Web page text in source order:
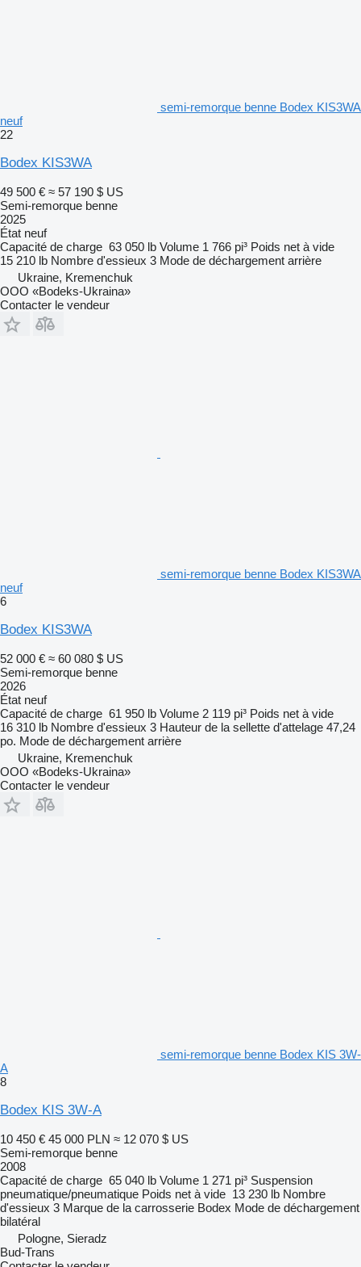
semi-remorque benne Bodex KIS3WA
neuf
22
Bodex KIS3WA
49 500 € ≈ 57 190 $ US
Semi-remorque benne
2025
État neuf
Capacité de charge 63 050 lb Volume 1 766 pi³ Poids net à vide
15 210 lb Nombre d'essieux 3 Mode de déchargement arrière
Ukraine, Kremenchuk
OOO «Bodeks-Ukraina»
Contacter le vendeur
semi-remorque benne Bodex KIS3WA
neuf
6
Bodex KIS3WA
52 000 € ≈ 60 080 $ US
Semi-remorque benne
2026
État neuf
Capacité de charge 61 950 lb Volume 2 119 pi³ Poids net à vide
16 310 lb Nombre d'essieux 3 Hauteur de la sellette d'attelage 47,24
po. Mode de déchargement arrière
Ukraine, Kremenchuk
OOO «Bodeks-Ukraina»
Contacter le vendeur
semi-remorque benne Bodex KIS 3W-
A
8
Bodex KIS 3W-A
10 450 € 45 000 PLN ≈ 12 070 $ US
Semi-remorque benne
2008
Capacité de charge 65 040 lb Volume 1 271 pi³ Suspension
pneumatique/pneumatique Poids net à vide 13 230 lb Nombre
d'essieux 3 Marque de la carrosserie Bodex Mode de déchargement
bilatéral
Pologne, Sieradz
Bud-Trans